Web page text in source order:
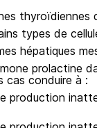
thyroïdiennes
types de
hépatiques
prolactine
cas conduire à :
production